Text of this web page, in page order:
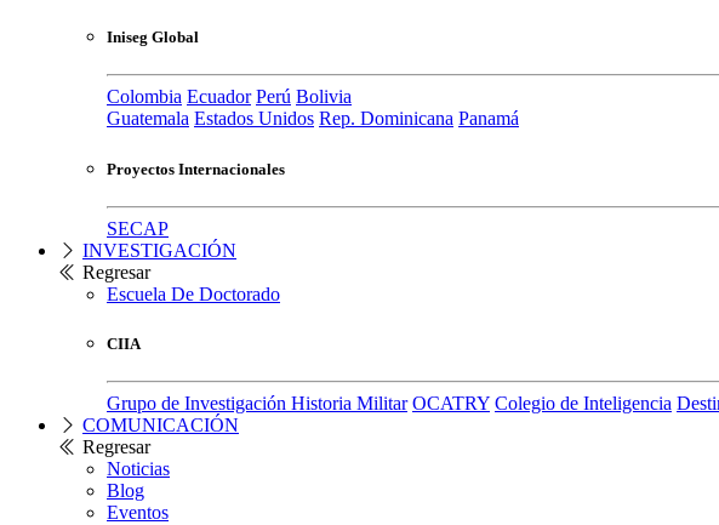
Iniseg Global
Colombia Ecuador Perú Bolivia
Guatemala Estados Unidos Rep. Dominicana Panamá
Proyectos Internacionales
SECAP
INVESTIGACIÓN
Regresar
Escuela De Doctorado
CIIA
Grupo de Investigación Historia Militar OCATRY Colegio de Inteligencia
COMUNICACIÓN
Regresar
Noticias
Blog
Eventos